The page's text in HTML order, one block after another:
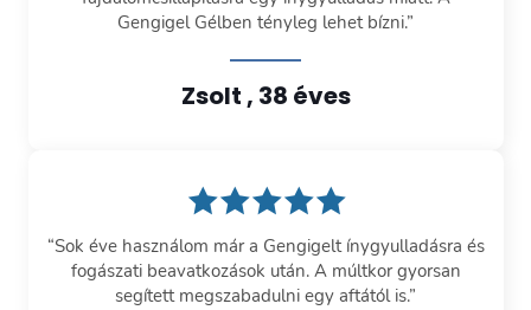
Gengigel Gélben tényleg lehet bízni.”
Zsolt , 38 éves
“Sok éve használom már a Gengigelt ínygyulladásra és
fogászati beavatkozások után. A múltkor gyorsan
segített megszabadulni egy aftától is.”